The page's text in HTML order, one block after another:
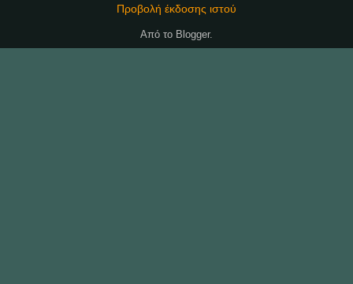
Προβολή έκδοσης ιστού
Από το Blogger.